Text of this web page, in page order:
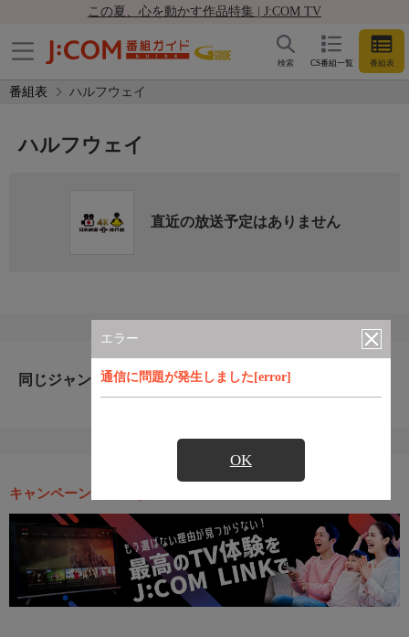
この夏、心を動かす作品特集 | J:COM TV
CS番組一覧 番組表
検索
番組表 ハルフウェイ
エラー
通信に問題が発生しました[error]
OK
ハルフウェイ
直近の放送予定はありません
同じジャンルのおすすめ番組
キャンペーン・お得な情報